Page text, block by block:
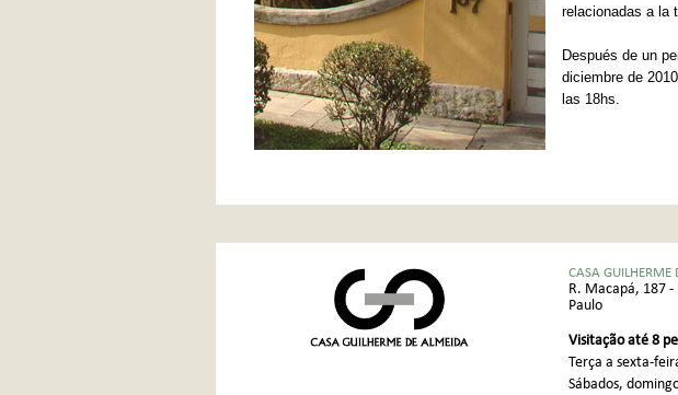
relacionadas a la
Después de un
diciembre de
las 18hs.
CASA GUILHERME
R. Macapá, 187 -
Paulo
Visitação até 8
Terça a sexta-
Sábados,